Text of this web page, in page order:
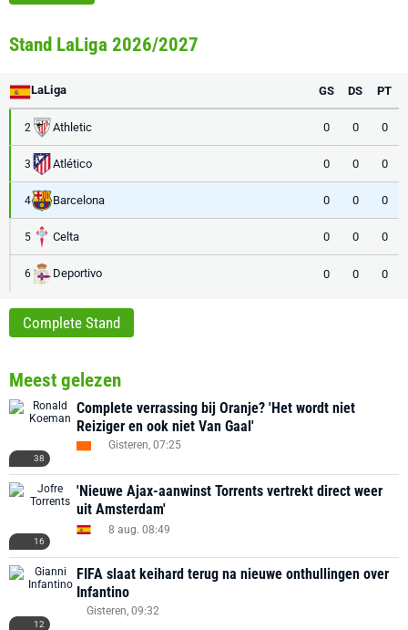
Stand LaLiga 2026/2027
LaLiga GS DS PT
2 Athletic 0 0 0
3 Atlético 0 0 0
4 Barcelona 0 0 0
5 Celta 0 0 0
6 Deportivo 0 0 0
Complete Stand
Meest gelezen
38
Complete verrassing bij Oranje? 'Het wordt niet
Reiziger en ook niet Van Gaal'
Gisteren, 07:25
16
'Nieuwe Ajax-aanwinst Torrents vertrekt direct weer
uit Amsterdam'
8 aug. 08:49
12
FIFA slaat keihard terug na nieuwe onthullingen over
Infantino
Gisteren, 09:32